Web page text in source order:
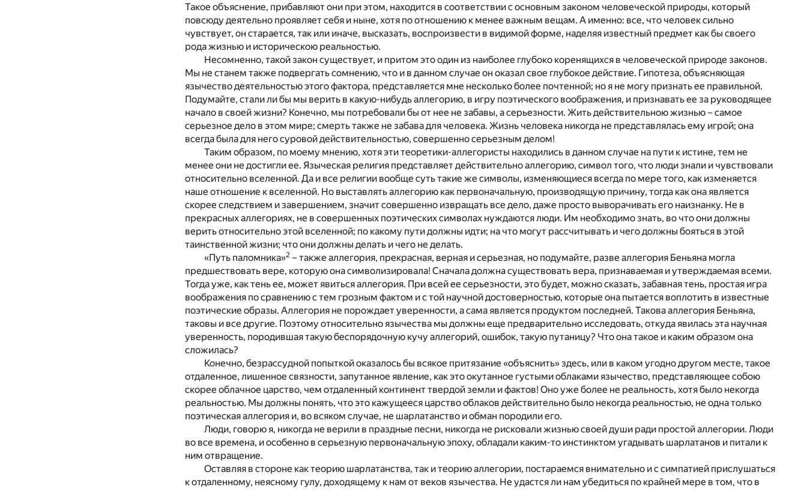
Такое объяснение, прибавляют они при этом, находится в соответствии с основным законом человеческой природы, который
повсюду деятельно проявляет себя и ныне, хотя по отношению к менее важным вещам. А именно: все, что человек сильно
чувствует, он старается, так или иначе, высказать, воспроизвести в видимой форме, наделяя известный предмет как бы своего
рода жизнью и историческою реальностью.
Несомненно, такой закон существует, и притом это один из наиболее глубоко коренящихся в человеческой природе законов.
Мы не станем также подвергать сомнению, что и в данном случае он оказал свое глубокое действие. Гипотеза, объясняющая
язычество деятельностью этого фактора, представляется мне несколько более почтенной; но я не могу признать ее правильной.
Подумайте, стали ли бы мы верить в какую-нибудь аллегорию, в игру поэтического воображения, и признавать ее за руководящее
начало в своей жизни? Конечно, мы потребовали бы от нее не забавы, а серьезности. Жить действительною жизнью – самое
серьезное дело в этом мире; смерть также не забава для человека. Жизнь человека никогда не представлялась ему игрой; она
всегда была для него суровой действительностью, совершенно серьезным делом!
Таким образом, по моему мнению, хотя эти теоретики-аллегористы находились в данном случае на пути к истине, тем не
менее они не достигли ее. Языческая религия представляет действительно аллегорию, символ того, что люди знали и чувствовали
относительно вселенной. Да и все религии вообще суть такие же символы, изменяющиеся всегда по мере того, как изменяется
наше отношение к вселенной. Но выставлять аллегорию как первоначальную, производящую причину, тогда как она является
скорее следствием и завершением, значит совершенно извращать все дело, даже просто выворачивать его наизнанку. Не в
прекрасных аллегориях, не в совершенных поэтических символах нуждаются люди. Им необходимо знать, во что они должны
верить относительно этой вселенной; по какому пути должны идти; на что могут рассчитывать и чего должны бояться в этой
таинственной жизни; что они должны делать и чего не делать.
«Путь паломника»2 – также аллегория, прекрасная, верная и серьезная, но подумайте, разве аллегория Беньяна могла
предшествовать вере, которую она символизировала! Сначала должна существовать вера, признаваемая и утверждаемая всеми.
Тогда уже, как тень ее, может явиться аллегория. При всей ее серьезности, это будет, можно сказать, забавная тень, простая игра
воображения по сравнению с тем грозным фактом и с той научной достоверностью, которые она пытается воплотить в известные
поэтические образы. Аллегория не порождает уверенности, а сама является продуктом последней. Такова аллегория Беньяна,
таковы и все другие. Поэтому относительно язычества мы должны еще предварительно исследовать, откуда явилась эта научная
уверенность, породившая такую беспорядочную кучу аллегорий, ошибок, такую путаницу? Что она такое и каким образом она
сложилась?
Конечно, безрассудной попыткой оказалось бы всякое притязание «объяснить» здесь, или в каком угодно другом месте, такое
отдаленное, лишенное связности, запутанное явление, как это окутанное густыми облаками язычество, представляющее собою
скорее облачное царство, чем отдаленный континент твердой земли и фактов! Оно уже более не реальность, хотя было некогда
реальностью. Мы должны понять, что это кажущееся царство облаков действительно было некогда реальностью, не одна только
поэтическая аллегория и, во всяком случае, не шарлатанство и обман породили его.
Люди, говорю я, никогда не верили в праздные песни, никогда не рисковали жизнью своей души ради простой аллегории. Люди
во все времена, и особенно в серьезную первоначальную эпоху, обладали каким-то инстинктом угадывать шарлатанов и питали к
ним отвращение.
Оставляя в стороне как теорию шарлатанства, так и теорию аллегории, постараемся внимательно и с симпатией прислушаться
к отдаленному, неясному гулу, доходящему к нам от веков язычества. Не удастся ли нам убедиться по крайней мере в том, что в